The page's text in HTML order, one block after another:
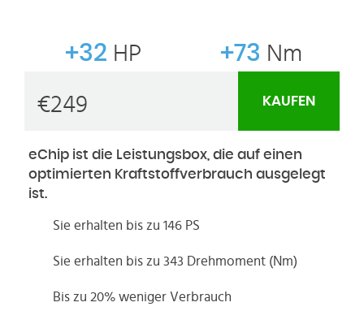
+32 HP +73 Nm
€249 KAUFEN
eChip ist die Leistungsbox, die auf einen
optimierten Kraftstoffverbrauch ausgelegt
ist.
Sie erhalten bis zu 146 PS
Sie erhalten bis zu 343 Drehmoment (Nm)
Bis zu 20% weniger Verbrauch